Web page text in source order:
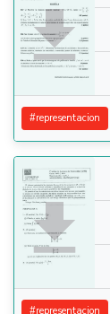

#representacion

#representacion